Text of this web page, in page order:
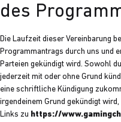
des
Die Laufzeit dieser Vereinbarung
Programmantrags durch uns und
Parteien gekündigt wird. Sowohl
jederzeit mit oder ohne Grund
eine schriftliche Kündigung
irgendeinem Grund gekündigt
Links zu https://